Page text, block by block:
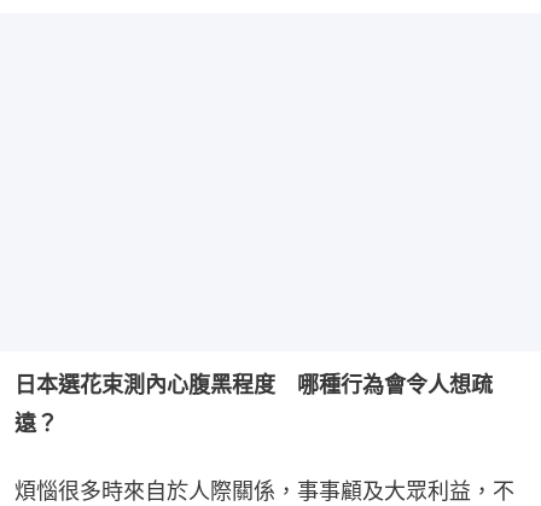
日本選花束測內心腹黑程度　哪種行為會令人想疏
遠？
煩惱很多時來自於人際關係，事事顧及大眾利益，不